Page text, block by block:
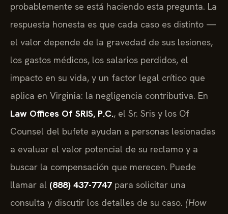
probablemente se está haciendo esta pregunta. La
respuesta honesta es que cada caso es distinto —
el valor depende de la gravedad de sus lesiones,
los gastos médicos, los salarios perdidos, el
impacto en su vida, y un factor legal crítico que
aplica en Virginia: la negligencia contributiva. En
Law Offices Of SRIS, P.C., el Sr. Sris y los Of
Counsel del bufete ayudan a personas lesionadas
a evaluar el valor potencial de su reclamo y a
buscar la compensación que merecen. Puede
llamar al (888) 437-7747 para solicitar una
consulta y discutir los detalles de su caso. (How